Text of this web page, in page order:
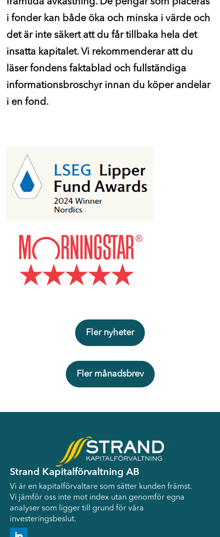
framtida avkastning. De pengar som placeras
i fonder kan både öka och minska i värde och
det är inte säkert att du får tillbaka hela det
insatta kapitalet. Vi rekommenderar att du
läser fondens faktablad och fullständiga
informationsbroschyr innan du köper andelar
i en fond.
Fler nyheter
Fler månadsbrev
Strand Kapitalförvaltning AB
Vi är en kapitalförvaltare som sätter kunden främst.
Vi jämför oss inte mot index utan genomför egna
analyser som ligger till grund för våra
investeringsbeslut.